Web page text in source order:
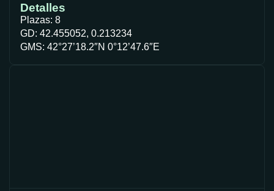
Detalles
Plazas: 8
GD: 42.455052, 0.213234
GMS: 42°27’18.2″N 0°12’47.6″E